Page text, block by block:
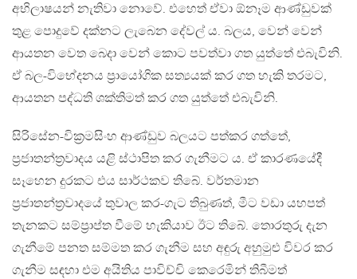
අභිලාෂයන් නැතිවා නොවේ. එහෙත් ඒවා ඕනෑම ආණ්ඩුවක්
තුළ පොදුවේ දක්නට ලැබෙන දේවල් ය. බලය, වෙන් වෙන්
ආයතන වෙත බෙදා වෙන් කොට පවත්වා ගත යුත්තේ එබැවිනි.
ඒ බල-විභේදනය ප‍්‍රායෝගික සත්‍යයක් කර ගත හැකි තරමට,
ආයතන පද්ධති ශක්තිමත් කර ගත යුත්තේ එබැවිනි.
සිරිසේන-වික‍්‍රමසිංහ ආණ්ඩුව බලයට පත්කර ගත්තේ,
ප‍්‍රජාතන්ත‍්‍රවාදය යළි ස්ථාපිත කර ගැනීමට ය. ඒ කාරණයේදී
සෑහෙන දුරකට එය සාර්ථකව තිබේ. වර්තමාන
ප‍්‍රජාතන්ත‍්‍රවාදයේ තුවාල කර-ගැට තිබුණත්, මීට වඩා යහපත්
තැනකට සම්ප‍්‍රාප්ත වීමේ හැකියාව ඊට තිබේ. තොරතුරු දැන
ගැනීමේ පනත සම්මත කර ගැනීම සහ අඳුරු අහුමුළු විවර කර
ගැනීම සඳහා එම අයිතිය පාවිච්චි කෙරෙමින් තිබීමත්